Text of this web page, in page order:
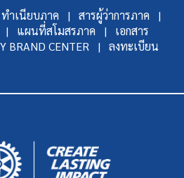
ทำเนียบภาค |
สารผู้ว่าการภาค |
|
แผนที่สโมสรภาค |
เอกสาร
BRAND CENTER | ลงทะเบียน